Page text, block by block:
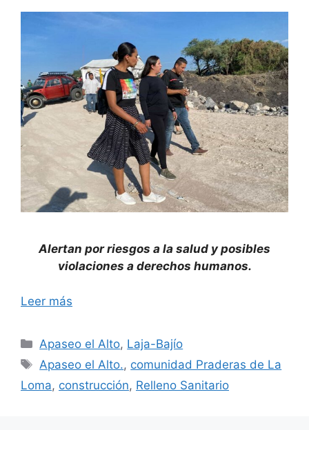
Alertan por riesgos a la salud y posibles
violaciones a derechos humanos.
Leer más
Categorías
Apaseo el Alto, Laja-Bajío
Etiquetas
Apaseo el Alto., comunidad Praderas de La
Loma, construcción, Relleno Sanitario